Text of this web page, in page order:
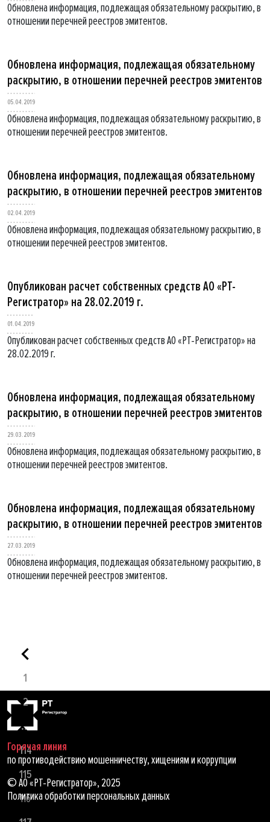
Обновлена информация, подлежащая обязательному раскрытию, в
отношении перечней реестров эмитентов.
Обновлена информация, подлежащая обязательному
раскрытию, в отношении перечней реестров эмитентов
05.04.2019
Обновлена информация, подлежащая обязательному раскрытию, в
отношении перечней реестров эмитентов.
Обновлена информация, подлежащая обязательному
раскрытию, в отношении перечней реестров эмитентов
02.04.2019
Обновлена информация, подлежащая обязательному раскрытию, в
отношении перечней реестров эмитентов.
Опубликован расчет собственных средств АО «РТ-
Регистратор» на 28.02.2019 г.
01.04.2019
Опубликован расчет собственных средств АО «РТ-Регистратор» на
28.02.2019 г.
Обновлена информация, подлежащая обязательному
раскрытию, в отношении перечней реестров эмитентов
29.03.2019
Обновлена информация, подлежащая обязательному раскрытию, в
отношении перечней реестров эмитентов.
Обновлена информация, подлежащая обязательному
раскрытию, в отношении перечней реестров эмитентов
27.03.2019
Обновлена информация, подлежащая обязательному раскрытию, в
отношении перечней реестров эмитентов.
1
2
...
114
115
116
Горячая линия
по противодействию мошенничеству, хищениям и коррупции
© АО «РТ-Регистратор», 2025
Политика обработки персональных данных